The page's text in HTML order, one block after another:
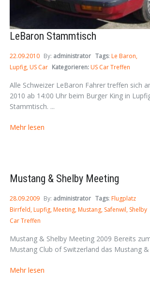
LeBaron Stammtisch
22.09.2010 By: administrator Tags: Le Baron
Lupfig US Car Kategorieren:US Car Treffen
Alle Schweizer LeBaron Fahrer treffen sich
2010 ab 14:00 Uhr beim Burger King in
Stammtisch. ...
Mehr lesen
Mustang & Shelby Meeting
28.09.2009 By: administrator Tags: Flugplatz
Birrfeld Lupfig Meeting Mustang Safenwil Shelby
Car Treffen
Mustang & Shelby Meeting 2009 Bereits
Mustang Club of Switzerland das Mustang &
Mehr lesen